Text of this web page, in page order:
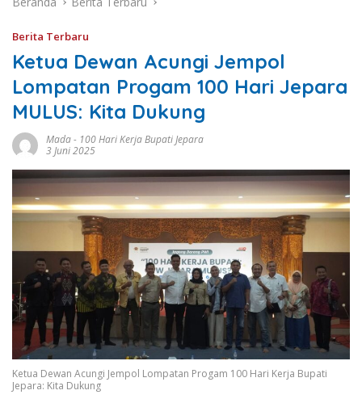
Berita Terbaru
Ketua Dewan Acungi Jempol
Lompatan Progam 100 Hari Jepara
MULUS: Kita Dukung
Mada- 100 Hari Kerja Bupati Jepara
3 Juni 2025
Ketua Dewan Acungi Jempol Lompatan Progam 100 Hari Kerja Bupati
Jepara: Kita Dukung